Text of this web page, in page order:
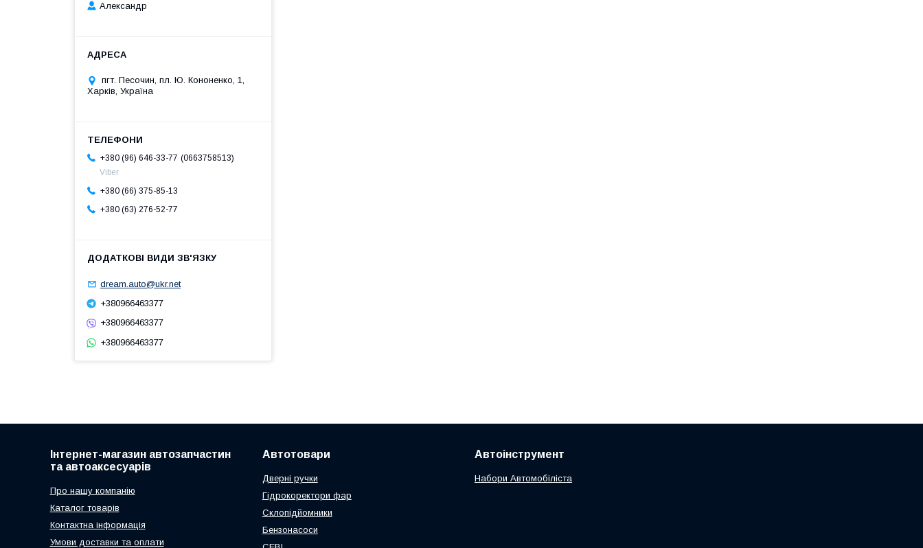
Александр
пгт. Песочин, пл. Ю. Кононенко, 1,
Харків, Україна
+380 (96) 646-33-77
0663758513
Viber
+380 (66) 375-85-13
+380 (63) 276-52-77
dream.auto@ukr.net
+380966463377
+380966463377
+380966463377
Інтернет-магазин автозапчастин
та автоаксесуарів
Про нашу компанію
Каталог товарів
Контактна інформація
Умови доставки та оплати
Автотовари
Дверні ручки
Гідрокоректори фар
Склопідйомники
Бензонасоси
Автоінструмент
Набори Автомобіліста